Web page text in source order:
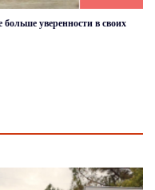
уверенности в своих